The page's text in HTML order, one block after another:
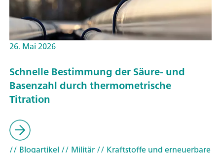
26. Mai 2026
Schnelle Bestimmung der Säure- und
Basenzahl durch thermometrische
Titration
// Blogartikel // Militär// Kraftstoffe und erneuerbare